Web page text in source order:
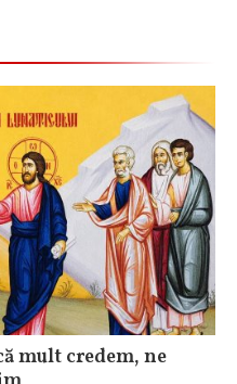
mult credem, ne